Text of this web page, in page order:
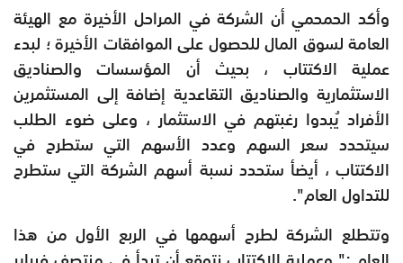
وأكد الحمحمي أن الشركة في المراحل الأخيرة مع الهيئة
العامة لسوق المال للحصول على الموافقات الأخيرة ؛ لبدء
عملية الاكتتاب ، بحيث أن المؤسسات والصناديق
الاستثمارية والصناديق التقاعدية إضافة إلى المستثمرين
الأفراد يُبدوا رغبتهم في الاستثمار ، وعلى ضوء الطلب
سيتحدد سعر السهم وعدد الأسهم التي ستطرح في
الاكتتاب ، أيضأ ستحدد نسبة أسهم الشركة التي ستطرح
للتداول العام".
وتتطلع الشركة لطرح أسهمها في الربع الأول من هذا